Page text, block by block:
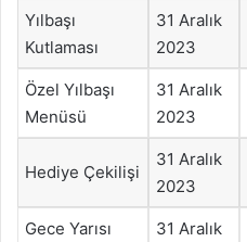
Yılbaşı
Kutlaması
31 Aralık
2023
Özel Yılbaşı
Menüsü
31 Aralık
2023
Hediye Çekilişi
31 Aralık
2023
Gece Yarısı
31 Aralık